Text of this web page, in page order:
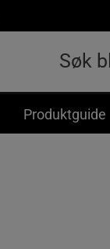
Produktguide